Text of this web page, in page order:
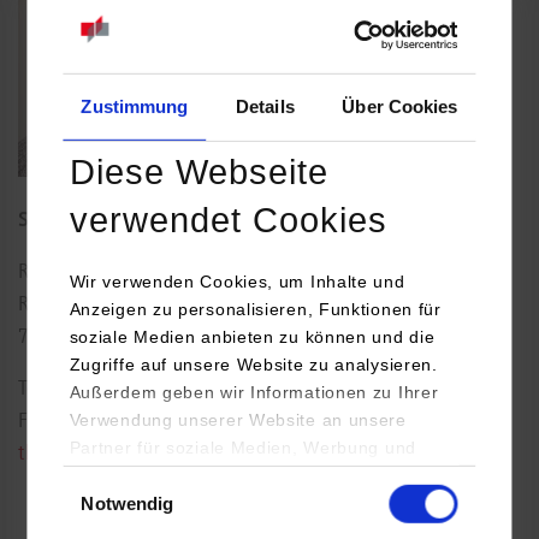
Zustimmung Details Über Cookies
Diese Webseite
verwendet Cookies
Wir verwenden Cookies, um Inhalte und
Anzeigen zu personalisieren, Funktionen für
soziale Medien anbieten zu können und die
Zugriffe auf unsere Website zu analysieren.
Außerdem geben wir Informationen zu Ihrer
Verwendung unserer Website an unsere
Partner für soziale Medien, Werbung und
YouTube, Google Maps) führen diese
Notwendig
Studiengangsleiter Soziale Arbeit
Rotebühlstraße 131
Raum: 5.07
70197 Stuttgart
0711/1849-654
Fax: 0711/1849-735
thomas.meyer@dhbw-stuttgart.de